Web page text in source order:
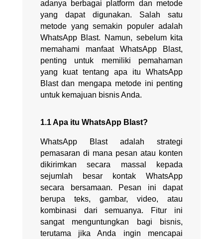
adanya berbagai platform dan metode
yang dapat digunakan. Salah satu
metode yang semakin populer adalah
WhatsApp Blast. Namun, sebelum kita
memahami manfaat WhatsApp Blast,
penting untuk memiliki pemahaman
yang kuat tentang apa itu WhatsApp
Blast dan mengapa metode ini penting
untuk kemajuan bisnis Anda.
1.1 Apa itu WhatsApp Blast?​
WhatsApp Blast adalah strategi
pemasaran di mana pesan atau konten
dikirimkan secara massal kepada
sejumlah besar kontak WhatsApp
secara bersamaan. Pesan ini dapat
berupa teks, gambar, video, atau
kombinasi dari semuanya. Fitur ini
sangat menguntungkan bagi bisnis,
terutama jika Anda ingin mencapai